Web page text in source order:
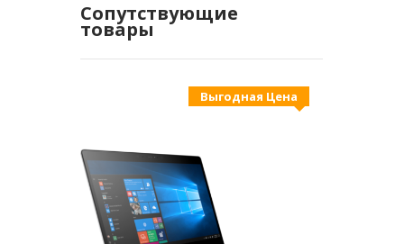
Сопутствующие
товары
Выгодная Цена